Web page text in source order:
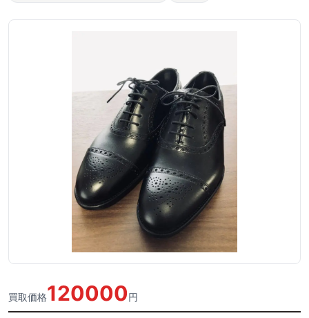
買取価格120000円